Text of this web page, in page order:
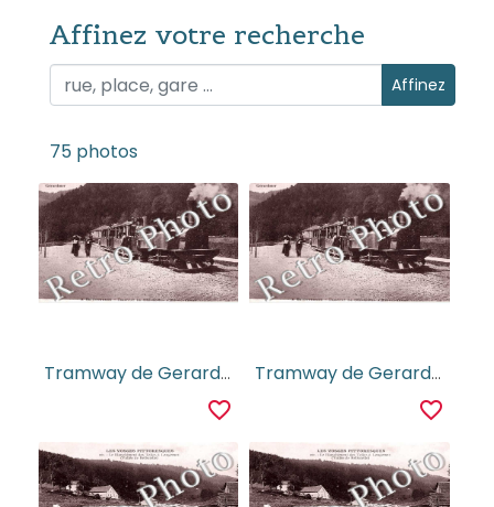
Affinez votre recherche
Affinez votre recherche Affinez
75 photos
Tramway de Gerardmer a Retournemer
favorite_border
Tramway de Gerardmer a Retournemer
favorite_border